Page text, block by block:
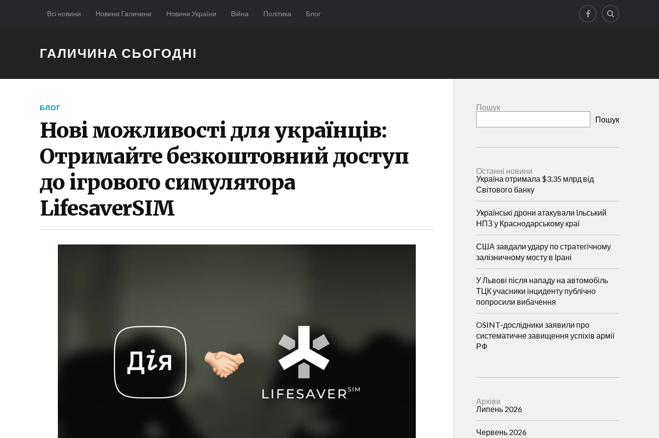
Всі новини Новини Галичини Новини України Війна Політика Блог
ГАЛИЧИНА СЬОГОДНІ
БЛОГ
Нові можливості для українців:
Отримайте безкоштовний доступ
до ігрового симулятора
LifesaverSIM
Пошук
Пошук
Останні новини
Україна отримала $3,35 млрд від
Світового банку
Українські дрони атакували Ільський
НПЗ у Краснодарському краї
США завдали удару по стратегічному
залізничному мосту в Ірані
У Львові після нападу на автомобіль
ТЦК учасники інциденту публічно
попросили вибачення
OSINT-дослідники заявили про
систематичне завищення успіхів армії
РФ
Архіви
Липень 2026
Червень 2026